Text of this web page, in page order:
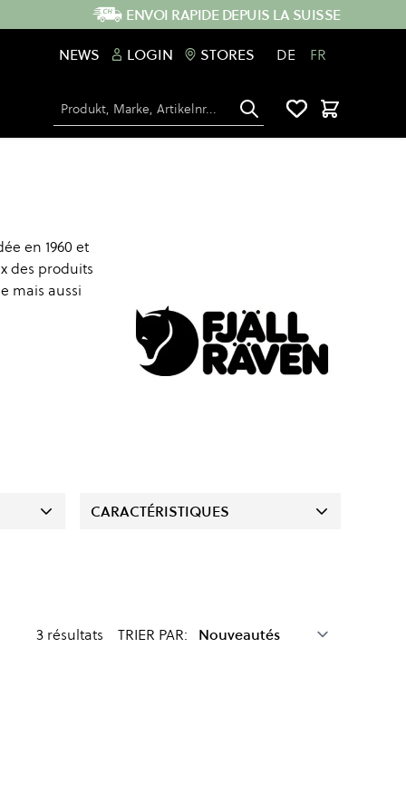
ENVOI RAPIDE DEPUIS LA SUISSE
NEWS
LOGIN STORES DE FR
Chercher Panier
en 1960 et
des produits
mais aussi
CARACTÉRISTIQUES
3 résultats TRIER PAR: